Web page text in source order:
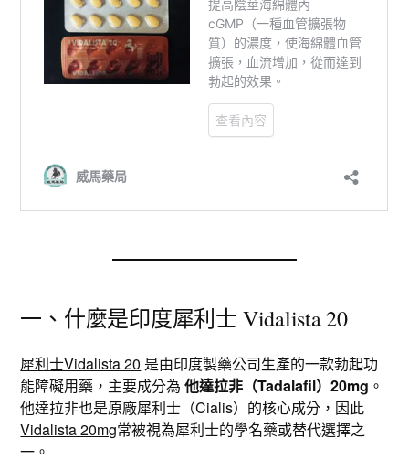
一、什麼是印度犀利士 Vidalista 20
犀利士Vidalista 20 是由印度製藥公司生產的一款勃起功
能障礙用藥，主要成分為他達拉非（Tadalafil）20mg 。
他達拉非也是原廠犀利士（Cialis）的核心成分，因此
Vidalista 20mg常被視為犀利士的學名藥或替代選擇之
一。